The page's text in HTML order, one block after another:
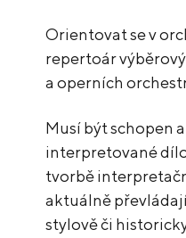
Orientovat se v
repertoár
a operních
Musí být schopen
interpretované
tvorbě
aktuálně
stylově či